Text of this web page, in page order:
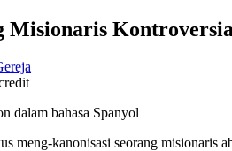
Misionaris
dalam bahasa Spanyol
meng-kanonisasi seorang misionaris